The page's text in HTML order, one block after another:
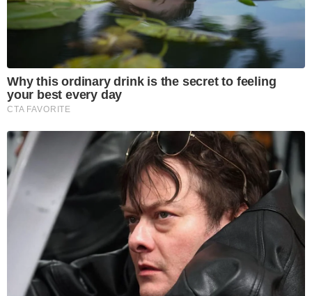
Why this ordinary drink is the secret to feeling
your best every day
CTA FAVORITE